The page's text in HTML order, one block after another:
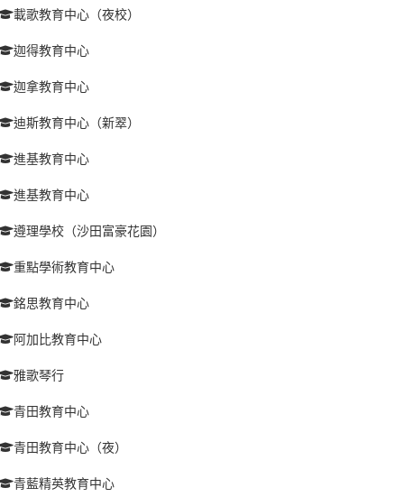
載歌教育中心（夜校）
迦得教育中心
迦拿教育中心
迪斯教育中心（新翠）
進基教育中心
進基教育中心
遵理學校（沙田富豪花園）
重點學術教育中心
銘思教育中心
阿加比教育中心
雅歌琴行
青田教育中心
青田教育中心（夜）
青藍精英教育中心